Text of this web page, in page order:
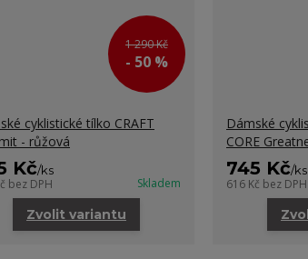
1 290 Kč
- 50 %
cyklistické tílko CRAFT
- růžová
Kč/ks
bez DPH Skladem
Zvolit variantu
Dámské
CORE
745 Kč/ks
616 Kč bez DPH